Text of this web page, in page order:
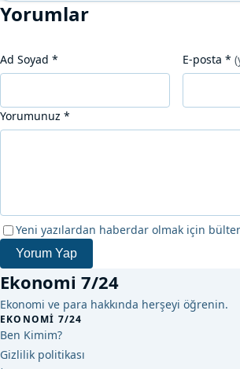
Yorumlar
Ad Soyad * E-posta *
Yorumunuz *
Yeni yazılardan haberdar olmak için
Yorum Yap
Ekonomi 7/24
Ekonomi ve para hakkında herşeyi öğrenin.
EKONOMI 7/24
Ben Kimim?
Gizlilik politikası